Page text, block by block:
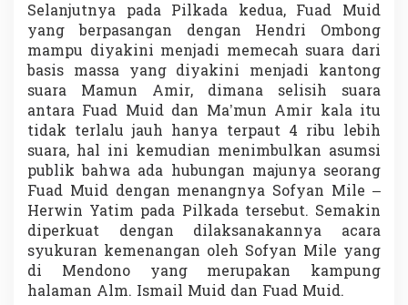
Selanjutnya pada Pilkada kedua, Fuad Muid
yang berpasangan dengan Hendri Ombong
mampu diyakini menjadi memecah suara dari
basis massa yang diyakini menjadi kantong
suara Mamun Amir, dimana selisih suara
antara Fuad Muid dan Ma’mun Amir kala itu
tidak terlalu jauh hanya terpaut 4 ribu lebih
suara, hal ini kemudian menimbulkan asumsi
publik bahwa ada hubungan majunya seorang
Fuad Muid dengan menangnya Sofyan Mile –
Herwin Yatim pada Pilkada tersebut. Semakin
diperkuat dengan dilaksanakannya acara
syukuran kemenangan oleh Sofyan Mile yang
di Mendono yang merupakan kampung
halaman Alm. Ismail Muid dan Fuad Muid.